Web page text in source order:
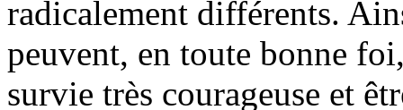
radicalement différents.
peuvent, en toute bonne
survie très courageuse et